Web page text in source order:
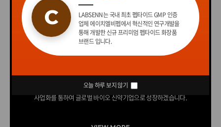
C
LABSENN는 국내 최초 펩타이드 GMP 인증
업체 에이치엘비펩에서 혁신적인 연구개발을
통해 개발한 신규 프리미엄 펩타이드 화장품
브랜드 입니다.
오늘 하루 보지 않기
R&D Overview
신약 후보 물질을 지속적으로 발굴하여 기술이전 및
사업화를 통하여 글로벌 바이오 신약기업으로 성장하겠습니다.